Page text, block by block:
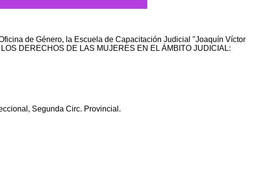
de Género, la Escuela de Capacitación Judicial "Joaquín Víctor
DERECHOS DE LAS MUJERES EN EL ÁMBITO JUDICIAL:
Segunda Circ. Provincial.